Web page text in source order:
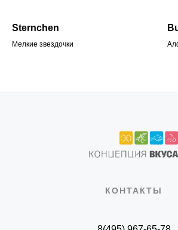
Sternchen
Мелкие звездочки
КОНТАКТЫ